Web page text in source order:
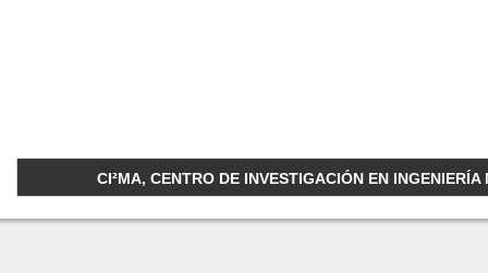
CI²MA, CENTRO DE INVESTIGACIÓN EN